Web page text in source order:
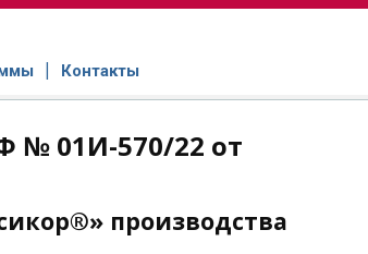
Контакты
№ 01И-570/22 от
производства